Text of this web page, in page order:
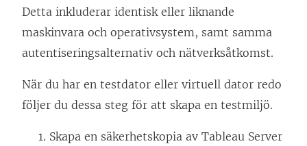
Detta inkluderar identisk eller liknande
maskinvara och operativsystem, samt samma
autentiseringsalternativ och nätverksåtkomst.
När du har en testdator eller virtuell dator redo
följer du dessa steg för att skapa en testmiljö.
Skapa en säkerhetskopia av Tableau Server